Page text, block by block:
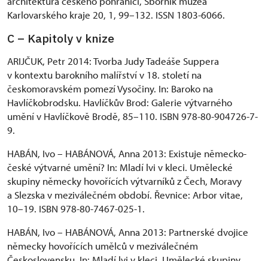
Karlovarského kraje 20, 1, 99–132. ISSN 1803-6066.
C – Kapitoly v knize
ARIJČUK, Petr 2014: Tvorba Judy Tadeáše Suppera
v kontextu barokního malířství v 18. století na
českomoravském pomezí Vysočiny. In: Baroko na
Havlíčkobrodsku. Havlíčkův Brod: Galerie výtvarného
umění v Havlíčkově Brodě, 85–110. ISBN 978-80-904726-7-
9.
HABÁN, Ivo – HABÁNOVÁ, Anna 2013: Existuje německo-
české výtvarné umění? In: Mladí lvi v kleci. Umělecké
skupiny německy hovořících výtvarníků z Čech, Moravy
a Slezska v meziválečném období. Řevnice: Arbor vitae,
10–19. ISBN 978-80-7467-025-1.
HABÁN, Ivo – HABÁNOVÁ, Anna 2013: Partnerské dvojice
německy hovořících umělců v meziválečném